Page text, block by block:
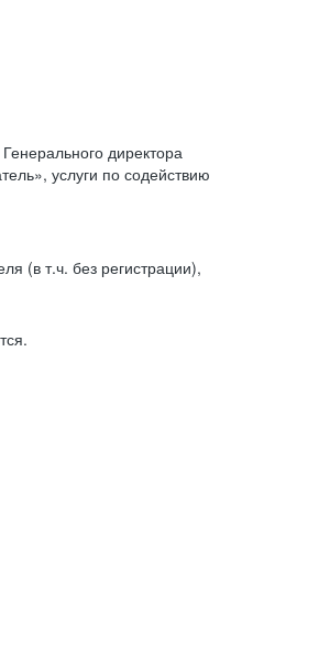
директора
услуги по содействию
(в т.ч. без регистрации),